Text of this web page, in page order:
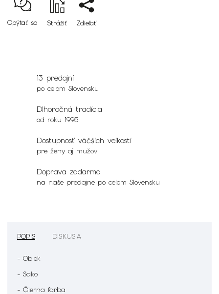
Opýtať sa Strážiť Zdieľať
13 predajní
po celom Slovensku
Dlhoročná tradícia
od roku 1995
Dostupnosť väčších veľkostí
pre ženy aj mužov
Doprava zadarmo
na naše predajne po celom Slovensku
POPIS DISKUSIA
- Oblek
- Sako
- Čierna farba